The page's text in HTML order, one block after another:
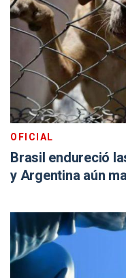
OFICIAL
Brasil endureció
y Argentina aún